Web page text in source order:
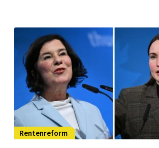
langjährigen Engagements.
Rentenreform